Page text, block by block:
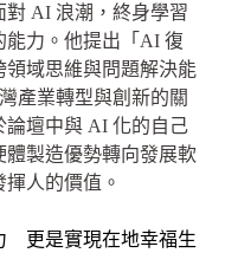
AI 浪潮，終身學習
能力。他提出「AI 復
域思維與問題解決能
產業轉型與創新的關
論壇中與 AI 化的自己
製造優勢轉向發展軟
人的價值。
更是實現在地幸福生